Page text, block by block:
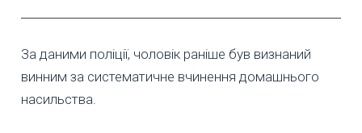
За даними поліції, чоловік раніше був визнаний
винним за систематичне вчинення домашнього
насильства.